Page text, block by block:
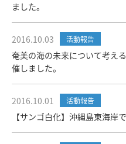
ました。
2016.10.03 活動報告
奄美の海の未来について考え
催しました。
2016.10.01 活動報告
【サンゴ白化】沖縄島東海岸